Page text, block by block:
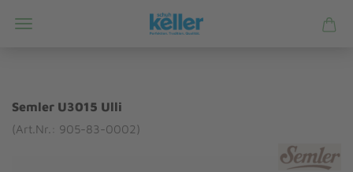
Semler U3015 Ulli
(Art.Nr.: 905-83-0002)